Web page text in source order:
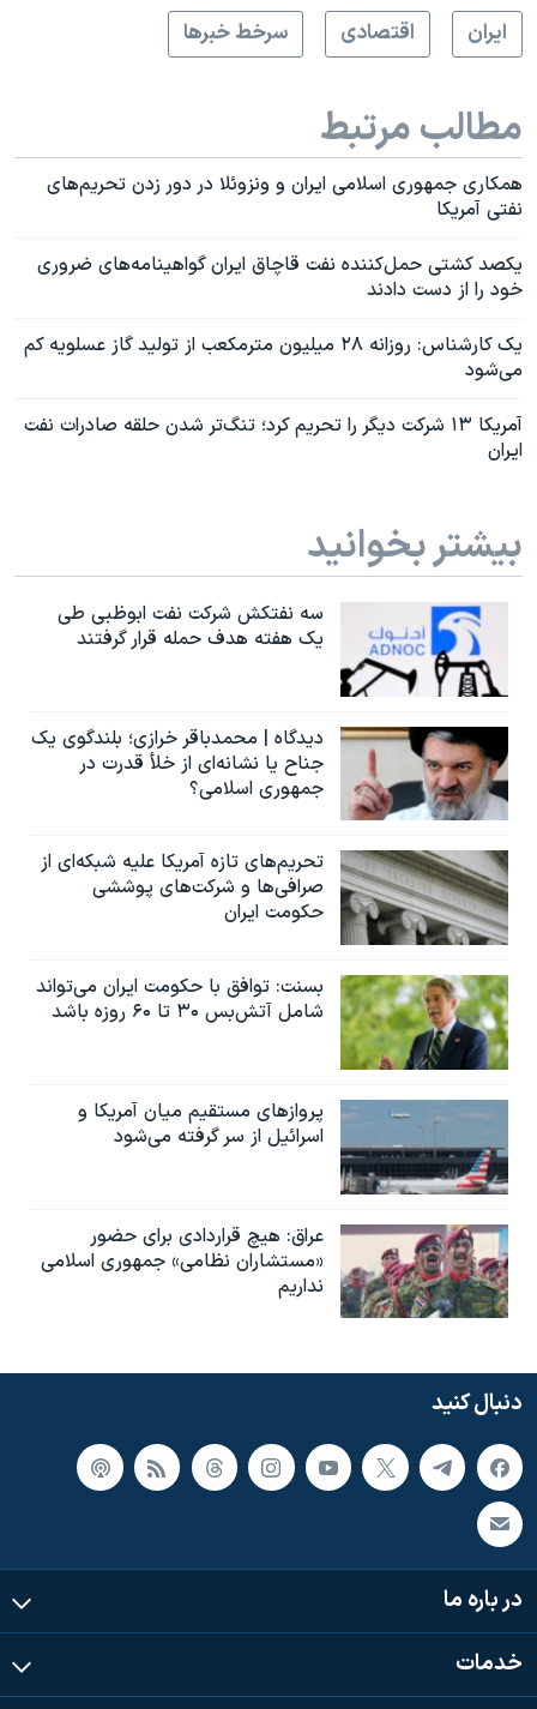
ايران
اقتصادی سرخط خبرها
مطالب مرتبط
همکاری جمهوری اسلامی ایران و ونزوئلا در دور زدن تحریم‌های
نفتی آمریکا
یکصد کشتی حمل‌کننده نفت قاچاق ایران گواهینامه‌های ضروری
خود را از دست دادند
یک کارشناس: روزانه ۲۸ میلیون مترمکعب از تولید گاز عسلویه کم
می‌شود
آمریکا ۱۳ شرکت دیگر را تحریم کرد؛ تنگ‌تر شدن حلقه صادرات نفت
ایران
بیشتر بخوانید
سه نفتکش شرکت نفت ابوظبی طی
یک هفته هدف حمله قرار گرفتند
دیدگاه | محمدباقر خرازی؛ بلندگوی یک
جناح یا نشانه‌ای از خلأ قدرت در
جمهوری اسلامی؟
تحریم‌های تازه آمریکا علیه شبکه‌ای از
صرافی‌ها و شرکت‌های پوششی
حکومت ایران
بسنت: توافق با حکومت ایران می‌تواند
شامل آتش‌بس ۳۰ تا ۶۰ روزه باشد
پروازهای مستقیم میان آمریکا و
اسرائیل از سر گرفته می‌شود
عراق: هیچ قراردادی برای حضور
«مستشاران نظامی» جمهوری اسلامی
نداریم
دنبال کنید
در باره ما
خدمات